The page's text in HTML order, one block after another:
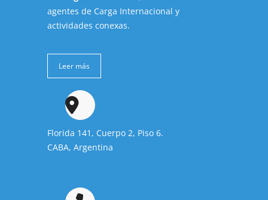
agentes de Carga Internacional y
actividades conexas.
Leer más
Florida 141, Cuerpo 2, Piso 6.
CABA, Argentina